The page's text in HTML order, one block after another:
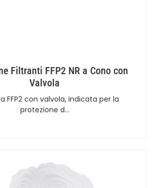
Filtranti FFP2 NR a Cono con
Valvola
FFP2 con valvola, indicata per la
protezione d…